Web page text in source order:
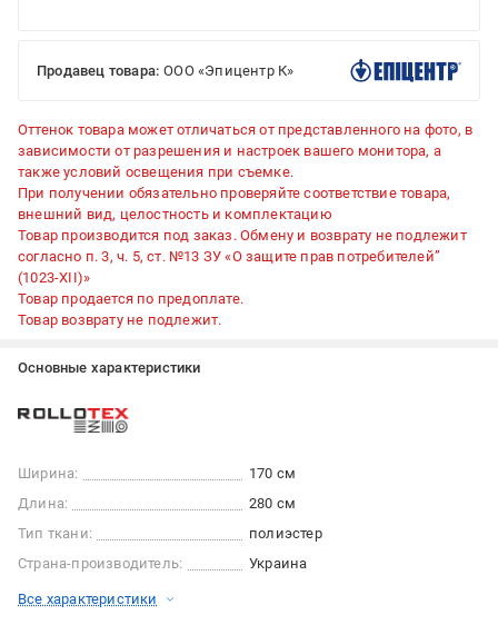
Продавец товара: ООО «Эпицентр К»
Оттенок товара может отличаться от представленного на фото, в
зависимости от разрешения и настроек вашего монитора, а
также условий освещения при съемке.
При получении обязательно проверяйте соответствие товара,
внешний вид, целостность и комплектацию
Товар производится под заказ. Обмену и возврату не подлежит
согласно п. 3, ч. 5, ст. №13 ЗУ «О защите прав потребителей”
(1023-XII)»
Товар продается по предоплате.
Товар возврату не подлежит.
Основные характеристики
Ширина:
170 см
Длина:
280 см
Тип ткани:
полиэстер
Страна-производитель:
Украина
Все характеристики